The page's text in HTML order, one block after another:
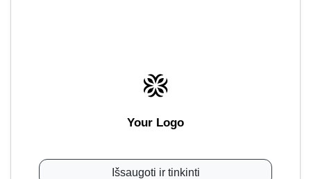
Your Logo
Išsaugoti ir tinkinti